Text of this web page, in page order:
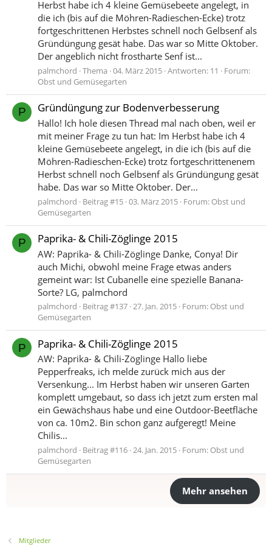
Herbst habe ich 4 kleine Gemüsebeete angelegt, in
die ich (bis auf die Möhren-Radieschen-Ecke) trotz
fortgeschrittenen Herbstes schnell noch Gelbsenf als
Gründüngung gesät habe. Das war so Mitte Oktober.
Der angeblich nicht frostharte Senf ist...
palmchord Thema 04. März 2015 Antworten: 11
Forum:
Obst und Gemüsegarten
P Gründüngung zur Bodenverbesserung
Hallo! Ich hole diesen Thread mal nach oben, weil er
mit meiner Frage zu tun hat: Im Herbst habe ich 4
kleine Gemüsebeete angelegt, in die ich (bis auf die
Möhren-Radieschen-Ecke) trotz fortgeschrittenenem
Herbst schnell noch Gelbsenf als Gründüngung gesät
habe. Das war so Mitte Oktober. Der...
palmchord Beitrag #15 03. März 2015 Forum: Obst und
Gemüsegarten
P Paprika- & Chili-Zöglinge 2015
AW: Paprika- & Chili-Zöglinge Danke, Conya! Dir
auch Michi, obwohl meine Frage etwas anders
gemeint war: Ist Cubanelle eine spezielle Banana-
Sorte? LG, palmchord
palmchord Beitrag #137 27. Jan. 2015 Forum: Obst und
Gemüsegarten
P Paprika- & Chili-Zöglinge 2015
AW: Paprika- & Chili-Zöglinge Hallo liebe
Pepperfreaks, ich melde zurück mich aus der
Versenkung... Im Herbst haben wir unseren Garten
komplett umgebaut, so dass ich jetzt zum ersten mal
ein Gewächshaus habe und eine Outdoor-Beetfläche
von ca. 10m2. Bin schon ganz aufgeregt! Meine
Chilis...
palmchord Beitrag #116 24. Jan. 2015 Forum: Obst und
Gemüsegarten
Mehr ansehen
Mitglieder